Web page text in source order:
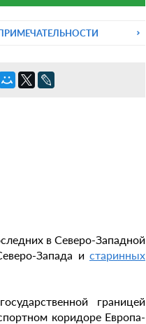
в Северо-Западной
Запада и старинных
границей
коридоре Европа-